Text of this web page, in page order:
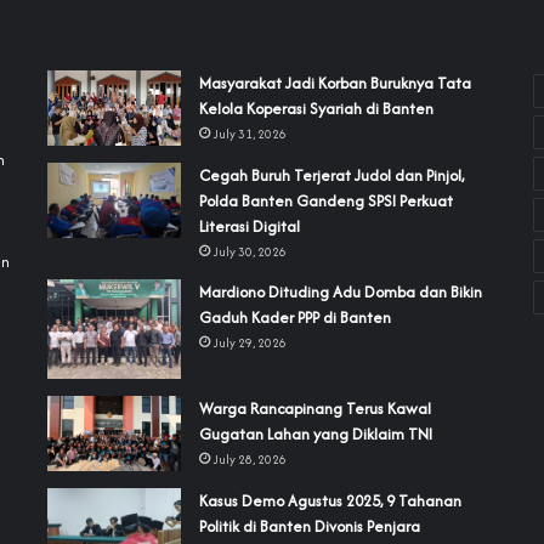
‎Masyarakat Jadi Korban Buruknya Tata
Kelola Koperasi Syariah di Banten
July 31, 2026
Cegah Buruh Terjerat Judol dan Pinjol,
Polda Banten Gandeng SPSI Perkuat
Literasi Digital
July 30, 2026
‎Mardiono Dituding Adu Domba dan Bikin
Gaduh Kader PPP di Banten
July 29, 2026
‎Warga Rancapinang Terus Kawal
Gugatan Lahan yang Diklaim TNI‎‎
July 28, 2026
‎Kasus Demo Agustus 2025, 9 Tahanan
Politik di Banten Divonis Penjara